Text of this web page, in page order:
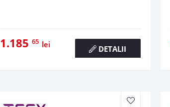
1.185 65 lei DETALII